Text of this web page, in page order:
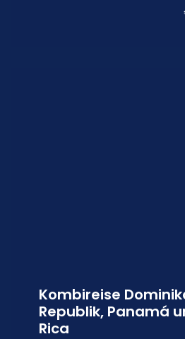
Kombireise
Republik, Panamá
Rica